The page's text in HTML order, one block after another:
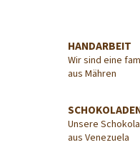
HANDARBEIT
Wir sind eine
aus Mähren
Unsere
aus Venezuela